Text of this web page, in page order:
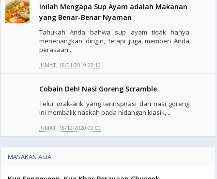
Inilah Mengapa Sup Ayam adalah Makanan
yang Benar-Benar Nyaman
Tahukah Anda bahwa sup ayam tidak hanya
menenangkan dingin, tetapi juga memberi Anda
perasaan ..
JUMAT, 18/01/2019 22:12
Cobain Deh! Nasi Goreng Scramble
Telur orak-arik yang terinspirasi dari nasi goreng
ini membalik naskah pada hidangan klasik, ..
JUMAT, 18/12/2020 09:00
MASAKAN ASIA